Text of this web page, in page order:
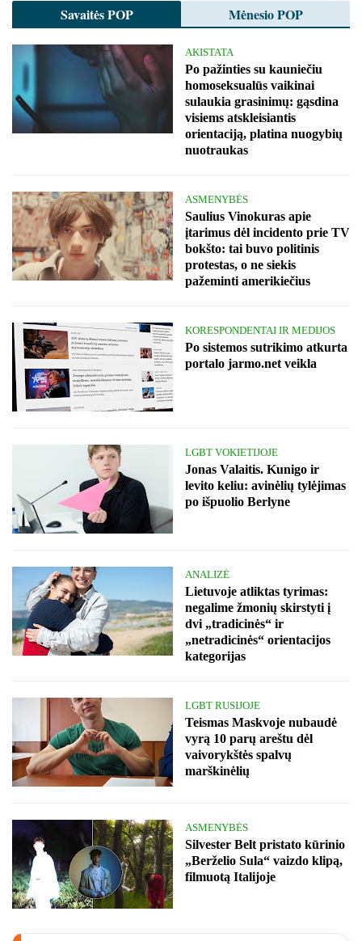
Savaitės POP Mėnesio POP
AKISTATA
Po pažinties su kauniečiu
homoseksualūs vaikinai
sulaukia grasinimų: gąsdina
visiems atskleisiantis
orientaciją, platina nuogybių
nuotraukas
ASMENYBĖS
Saulius Vinokuras apie
įtarimus dėl incidento prie TV
bokšto: tai buvo politinis
protestas, o ne siekis
pažeminti amerikiečius
KORESPONDENTAI IR MEDIJOS
Po sistemos sutrikimo atkurta
portalo jarmo.net veikla
LGBT VOKIETIJOJE
Jonas Valaitis. Kunigo ir
levito keliu: avinėlių tylėjimas
po išpuolio Berlyne
ANALIZĖ
Lietuvoje atliktas tyrimas:
negalime žmonių skirstyti į
dvi „tradicinės“ ir
„netradicinės“ orientacijos
kategorijas
LGBT RUSIJOJE
Teismas Maskvoje nubaudė
vyrą 10 parų areštu dėl
vaivorykštės spalvų
marškinėlių
ASMENYBĖS
Silvester Belt pristato kūrinio
„Berželio Sula“ vaizdo klipą,
filmuotą Italijoje